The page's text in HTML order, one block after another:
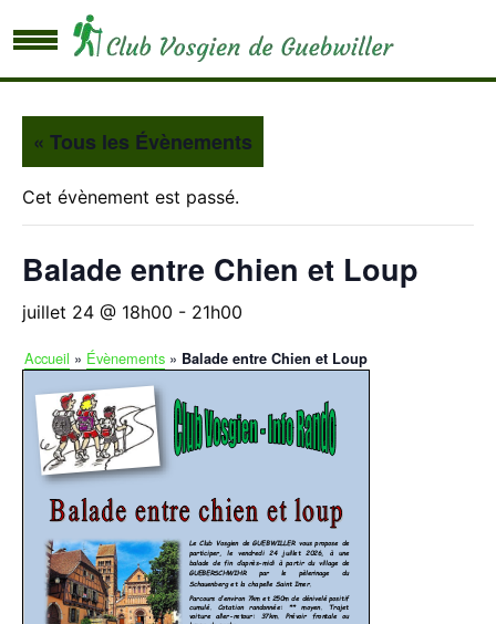
« Tous les Évènements
Cet évènement est passé.
Balade entre Chien et Loup
juillet 24 @ 18h00 - 21h00
Accueil » Évènements » Balade entre Chien et Loup